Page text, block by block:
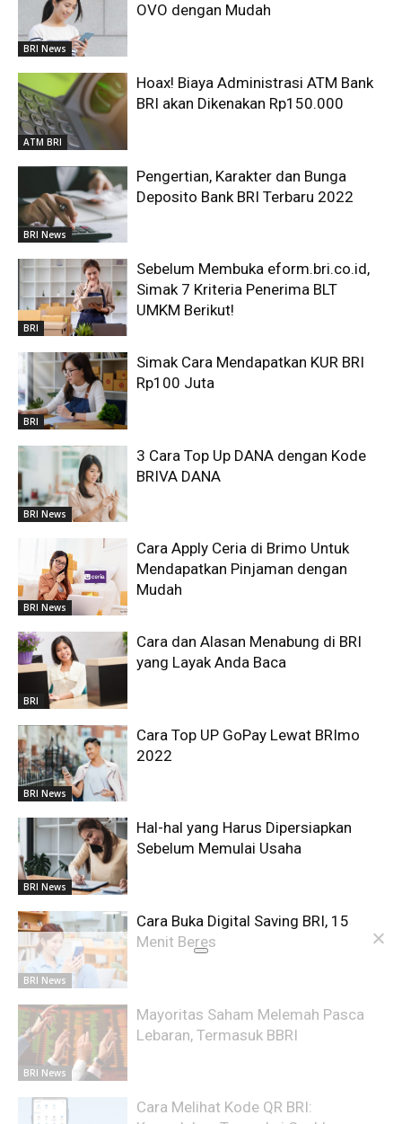
BRI News
OVO dengan Mudah
ATM BRI
Hoax! Biaya Administrasi ATM Bank
BRI akan Dikenakan Rp150.000
BRI News
Pengertian, Karakter dan Bunga
Deposito Bank BRI Terbaru 2022
BRI
Sebelum Membuka eform.bri.co.id,
Simak 7 Kriteria Penerima BLT
UMKM Berikut!
BRI
Simak Cara Mendapatkan KUR BRI
Rp100 Juta
BRI News
3 Cara Top Up DANA dengan Kode
BRIVA DANA
BRI News
Cara Apply Ceria di Brimo Untuk
Mendapatkan Pinjaman dengan
Mudah
BRI
Cara dan Alasan Menabung di BRI
yang Layak Anda Baca
BRI News
Cara Top UP GoPay Lewat BRImo
2022
BRI News
Hal-hal yang Harus Dipersiapkan
Sebelum Memulai Usaha
BRI News
Cara Buka Digital Saving BRI, 15
Menit Beres
BRI News
Mayoritas Saham Melemah Pasca
Lebaran, Termasuk BBRI
Cara Melihat Kode QR BRI: